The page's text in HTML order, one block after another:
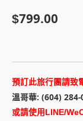
$799.00
預訂此旅行團請致
溫哥華: (604)
或請使用LINE/